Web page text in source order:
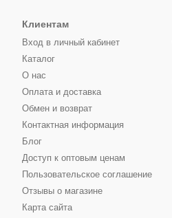
Клиентам
Вход в личный кабинет
Каталог
О нас
Оплата и доставка
Обмен и возврат
Контактная информация
Блог
Доступ к оптовым ценам
Пользовательское соглашение
Отзывы о магазине
Карта сайта